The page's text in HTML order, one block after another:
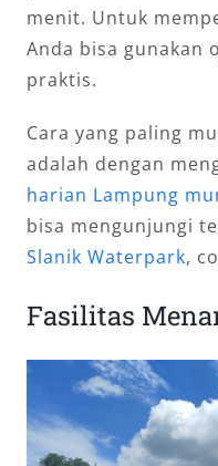
menit. Untuk
Anda bisa gunakan
praktis.
Cara yang paling
adalah dengan
harian Lampung
bisa mengunjungi
Slanik Waterpark,
Fasilitas